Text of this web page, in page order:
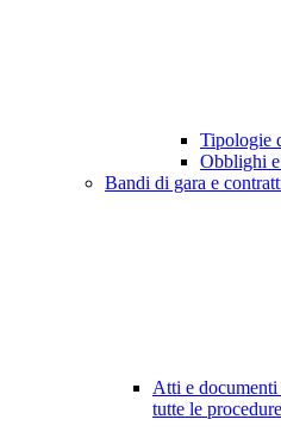
Tipologie
Obblighi
Bandi di gara e
Atti e documenti
tutte le procedure